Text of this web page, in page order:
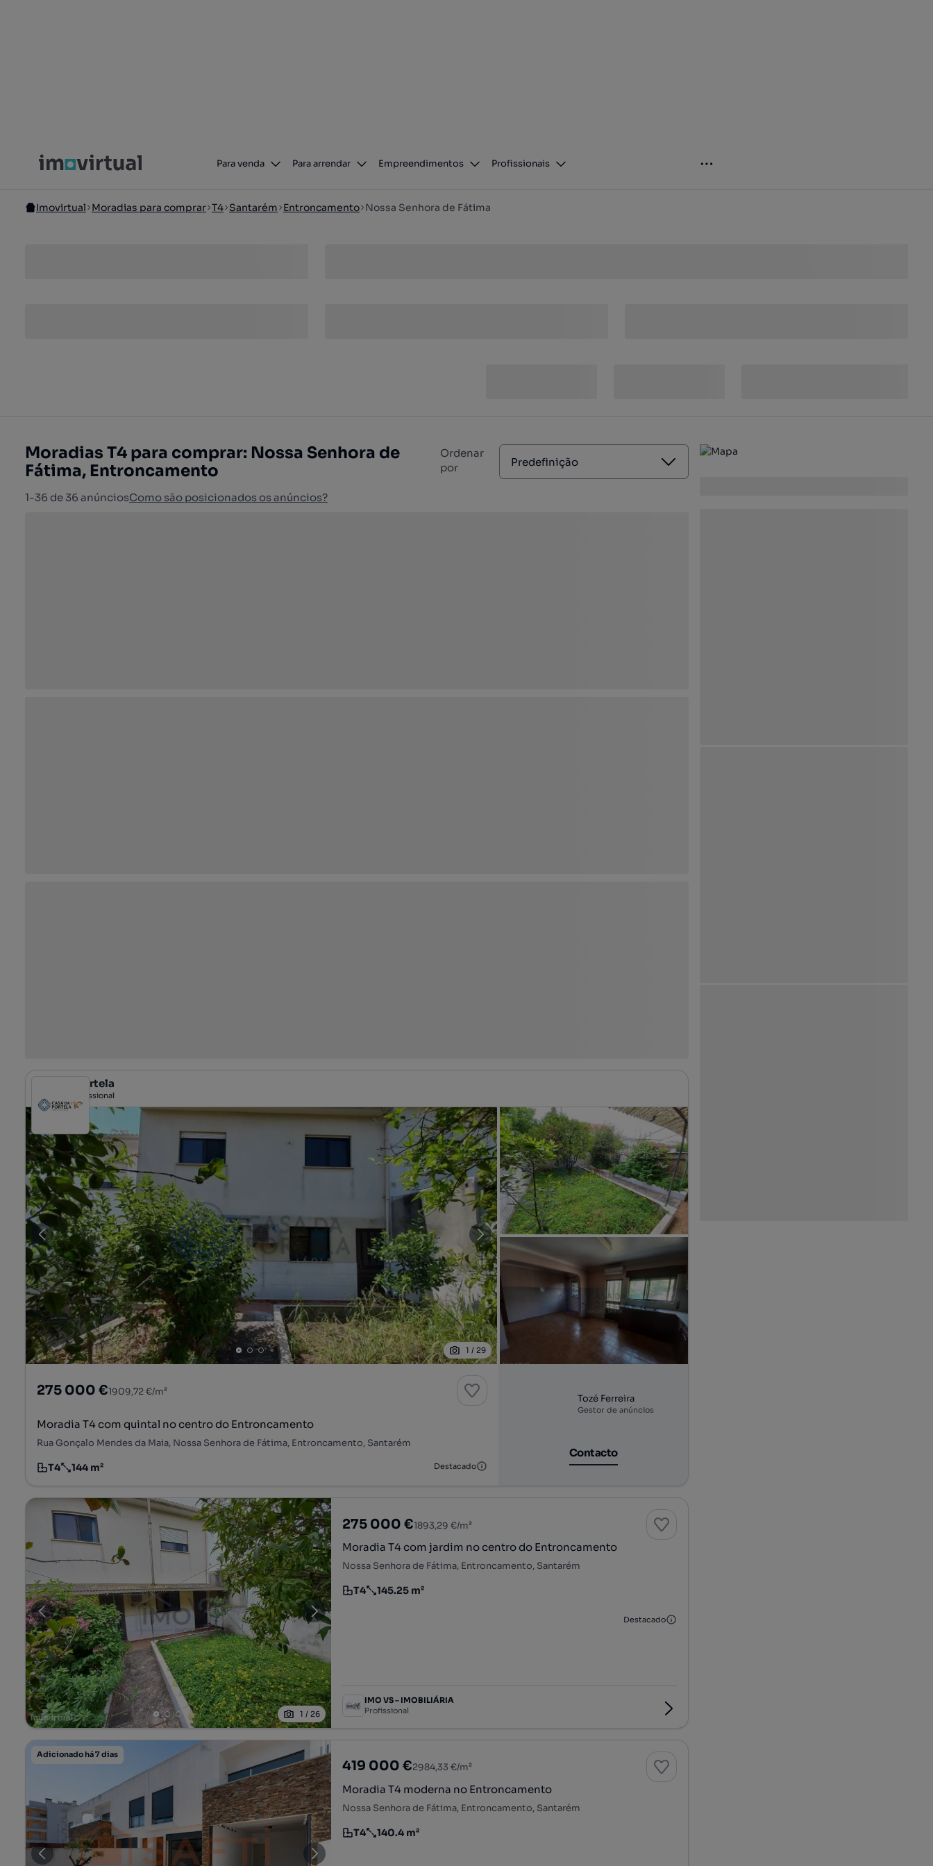
Para venda Para arrendar Empreendimentos Profissionais
Imovirtual Moradias para comprar T4 Santarém Entroncamento Nossa Senhora de Fátima
Moradias T4 para comprar: Nossa Senhora de
Fátima, Entroncamento
1-36 de 36 anúnciosComo são posicionados os anúncios?
Ordenar
por
Predefinição
Casa da Portela
Profissional
1 / 29
275 000 €1909,72 €/m²
Moradia T4 com quintal no centro do Entroncamento
Rua Gonçalo Mendes da Maia, Nossa Senhora de Fátima, Entroncamento, Santarém
Tipologia
T4
Preço por metro quadrado
144 m² Destacado
Tozé Ferreira
Gestor de anúncios
Contacto
1 / 26
275 000 €1893,29 €/m²
Moradia T4 com jardim no centro do Entroncamento
Nossa Senhora de Fátima, Entroncamento, Santarém
Tipologia
T4
Preço por metro quadrado
145.25 m²
Destacado
IMO VS – IMOBILIÁRIA
Profissional
Adicionado há 7 dias
419 000 €2984,33 €/m²
Moradia T4 moderna no Entroncamento
Nossa Senhora de Fátima, Entroncamento, Santarém
Tipologia
T4
Preço por metro quadrado
140.4 m²